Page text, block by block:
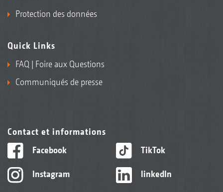
Protection des données
Quick Links
FAQ | Foire aux Questions
Communiqués de presse
Contact et informations
Facebook
Instagram
TikTok
linkedIn